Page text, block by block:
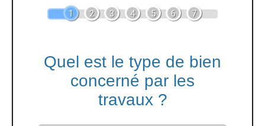
1 2 3 4 5 6 7
Quel est le type de bien
concerné par les
travaux ?